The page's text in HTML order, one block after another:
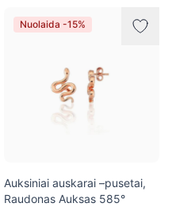
Nuolaida -15%
Auksiniai auskarai –pusetai,
Raudonas Auksas 585°